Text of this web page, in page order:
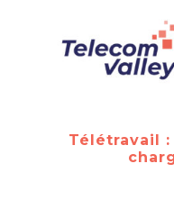
Télétravail